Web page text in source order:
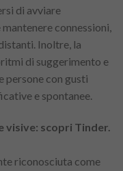
di avviare
connessioni,
Inoltre, la
di suggerimento e
con gusti
e spontanee.
scopri Tinder.
riconosciuta come